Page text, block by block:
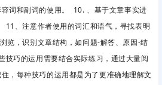
词和副词的使用。 10. 、基于文章事实进
11、注意作者使用的词汇和语气，寻找表明
览，识别文章结构，如问题-解答、原因-结
技巧的运用需要结合实际练习，通过大量阅
，每种技巧的运用都是为了更准确地理解文